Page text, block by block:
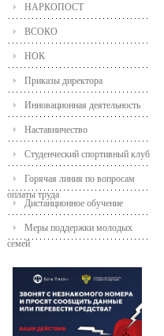
НАРКОПОСТ
ВСОКО
НОК
Приказы директора
Инновационная деятельность
Наставничество
Студенческий спортивный клуб
Горячая линия по вопросам
оплаты труда
Дистанционное обучение
Меры поддержки молодых
семей